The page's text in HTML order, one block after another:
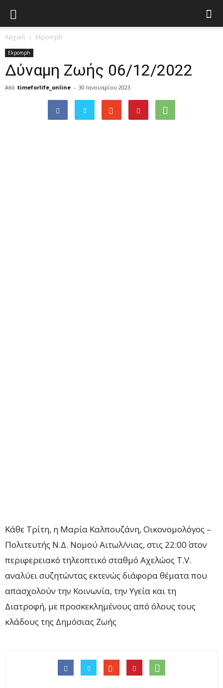
Αρχική Ekpomph
Ekpomph
Δύναμη Ζωής 06/12/2022
Από timeforlife_online - 30 Ιανουαρίου 2023
Κάθε Τρίτη, η Μαρία Καλπουζάνη, Οικονομολόγος –
Πολιτευτής Ν.Δ. Νομού Αιτωλ/νιας, στις 22:00΄ στον
περιφερειακό τηλεοπτικό σταθμό Αχελώος Τ.V.
αναλύει συζητώντας εκτενώς διάφορα θέματα που
απασχολούν την Κοινωνία, την Υγεία και τη
Διατροφή, με προσκεκλημένους από όλους τους
κλάδους της Δημόσιας Ζωής